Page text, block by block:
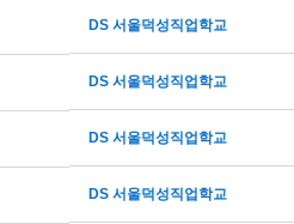
DS 서울덕성직업학교
DS 서울덕성직업학교
DS 서울덕성직업학교
DS 서울덕성직업학교